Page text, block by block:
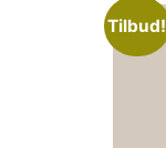
Tilbud!